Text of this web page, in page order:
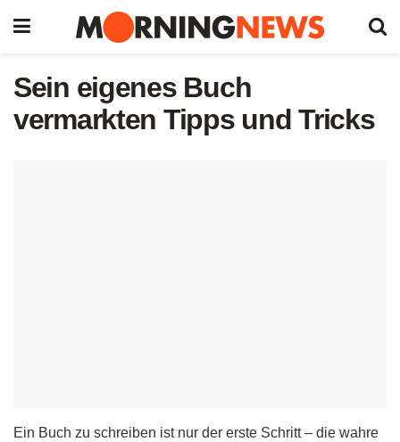
Sein eigenes Buch
vermarkten Tipps und Tricks
Ein Buch zu schreiben ist nur der erste Schritt – die wahre